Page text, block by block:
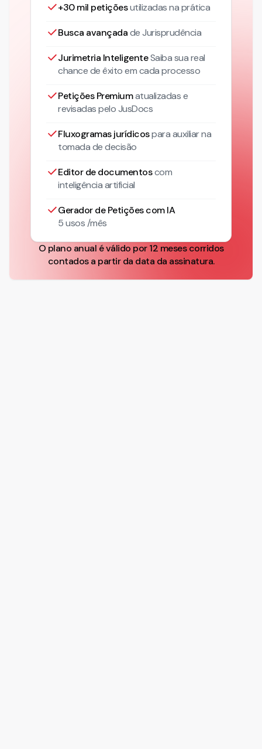
+30 mil petiçõesutilizadas na prática
Busca avançadade Jurisprudência
Jurimetria InteligenteSaiba sua real
chance de êxito em cada processo
Petições Premiumatualizadase
revisadas pelo JusDocs
Fluxogramas jurídicospara auxiliar na
tomada de decisão
Editor de documentoscom
inteligência artificial
Gerador de Petições com IA
5 usos /mês
O plano anual é válido por 12 meses corridos
contados a partir da data da assinatura.